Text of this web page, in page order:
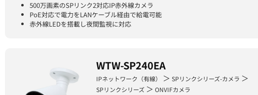
500万画素のSPリンク2対応IP赤外線カメラ
PoE対応で電力をLANケーブル経由で給電可能
赤外線LEDを搭載し夜間監視に対応
WTW-SP240EA
IPネットワーク（有線） ＞ SPリンクシリーズ-カメラ ＞
SPリンクシリーズ ＞ ONVIFカメラ